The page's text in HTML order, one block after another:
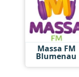
Massa FM
Blumenau